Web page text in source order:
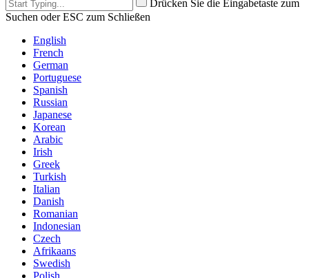
Drücken Sie die Eingabetaste zum
Suchen oder ESC zum Schließen
English
French
German
Portuguese
Spanish
Russian
Japanese
Korean
Arabic
Irish
Greek
Turkish
Italian
Danish
Romanian
Indonesian
Czech
Afrikaans
Swedish